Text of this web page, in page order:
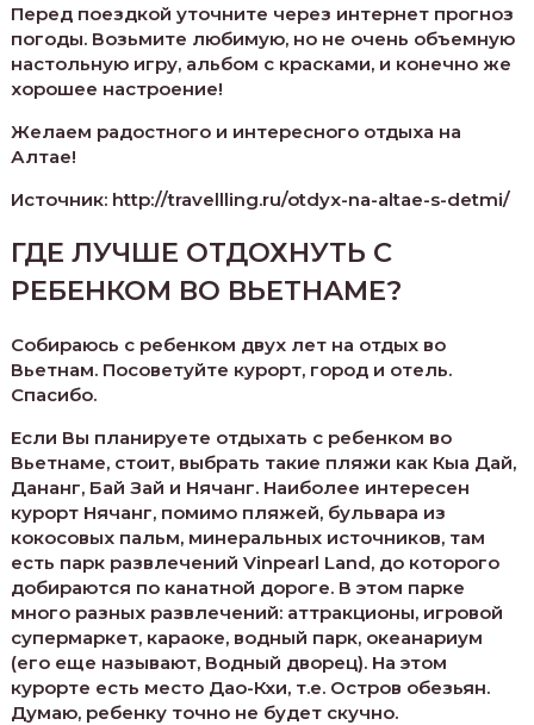
Перед поездкой уточните через интернет прогноз
погоды. Возьмите любимую, но не очень объемную
настольную игру, альбом с красками, и конечно же
хорошее настроение!
Желаем радостного и интересного отдыха на
Алтае!
Источник: http://travellling.ru/otdyx-na-altae-s-detmi/
ГДЕ ЛУЧШЕ ОТДОХНУТЬ С
РЕБЕНКОМ ВО ВЬЕТНАМЕ?
Собираюсь с ребенком двух лет на отдых во
Вьетнам. Посоветуйте курорт, город и отель.
Спасибо.
Если Вы планируете отдыхать с ребенком во
Вьетнаме, стоит, выбрать такие пляжи как Кыа Дай,
Дананг, Бай Зай и Нячанг. Наиболее интересен
курорт Нячанг, помимо пляжей, бульвара из
кокосовых пальм, минеральных источников, там
есть парк развлечений Vinpearl Land, до которого
добираются по канатной дороге. В этом парке
много разных развлечений: аттракционы, игровой
супермаркет, караоке, водный парк, океанариум
(его еще называют, Водный дворец). На этом
курорте есть место Дао-Кхи, т.е. Остров обезьян.
Думаю, ребенку точно не будет скучно.